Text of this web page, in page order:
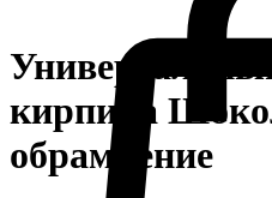
кирпича
обрамление